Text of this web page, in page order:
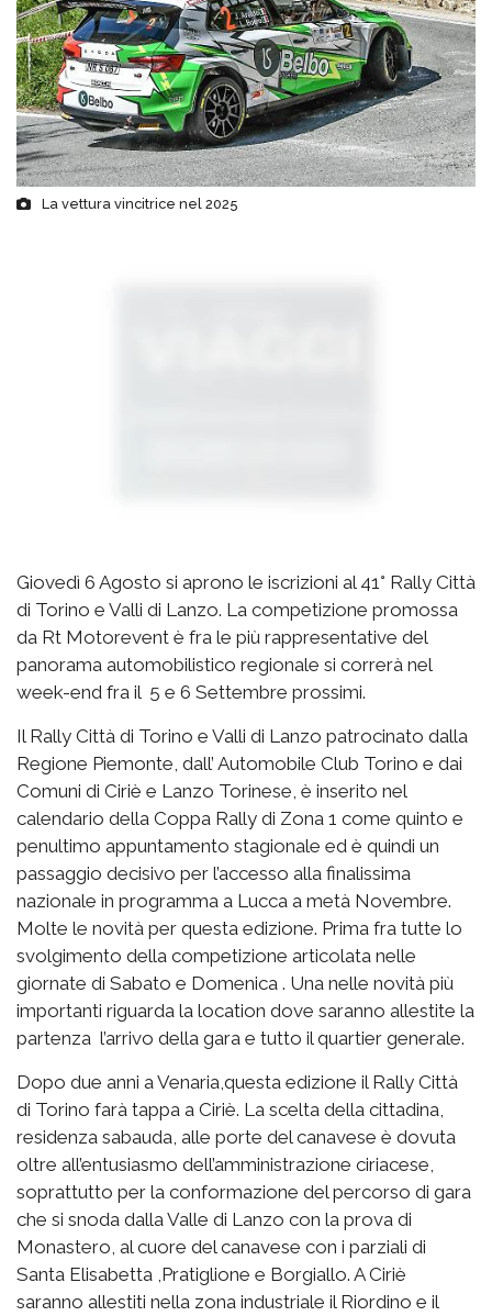
La vettura vincitrice nel 2025
Giovedì 6 Agosto si aprono le iscrizioni al 41° Rally Città
di Torino e Valli di Lanzo. La competizione promossa
da Rt Motorevent è fra le più rappresentative del
panorama automobilistico regionale si correrà nel
week-end fra il 5 e 6 Settembre prossimi.
Il Rally Città di Torino e Valli di Lanzo patrocinato dalla
Regione Piemonte, dall’ Automobile Club Torino e dai
Comuni di Ciriè e Lanzo Torinese, è inserito nel
calendario della Coppa Rally di Zona 1 come quinto e
penultimo appuntamento stagionale ed è quindi un
passaggio decisivo per l’accesso alla finalissima
nazionale in programma a Lucca a metà Novembre.
Molte le novità per questa edizione. Prima fra tutte lo
svolgimento della competizione articolata nelle
giornate di Sabato e Domenica . Una nelle novità più
importanti riguarda la location dove saranno allestite la
partenza l’arrivo della gara e tutto il quartier generale.
Dopo due anni a Venaria,questa edizione il Rally Città
di Torino farà tappa a Ciriè. La scelta della cittadina,
residenza sabauda, alle porte del canavese è dovuta
oltre all’entusiasmo dell’amministrazione ciriacese,
soprattutto per la conformazione del percorso di gara
che si snoda dalla Valle di Lanzo con la prova di
Monastero, al cuore del canavese con i parziali di
Santa Elisabetta ,Pratiglione e Borgiallo. A Ciriè
saranno allestiti nella zona industriale il Riordino e il